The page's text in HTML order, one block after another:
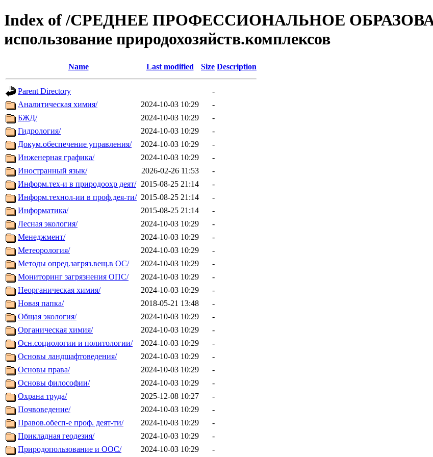
Index of /СРЕДНЕЕ ПРОФЕССИОНАЛЬНОЕ
использование природохозяйств.комплексов
Name Last modified Size Description
Parent Directory
-
Аналитическая химия/
2024-10-03 10:29
-
БЖД/
2024-10-03 10:29
-
Гидрология/
2024-10-03 10:29
-
Докум.обеспечение управления/
2024-10-03 10:29
-
Инженерная графика/
2024-10-03 10:29
-
Иностранный язык/
2026-02-26 11:53
-
Информ.тех-и в природоохр деят/ 2015-08-25 21:14
-
Информ.технол-ии в проф.дея-ти/ 2015-08-25 21:14
-
Информатика/
2015-08-25 21:14
-
Лесная экология/
2024-10-03 10:29
-
Менеджмент/
2024-10-03 10:29
-
Метеорология/
2024-10-03 10:29
-
Методы опред.загряз.вещ.в ОС/
2024-10-03 10:29
-
Мониторинг загрязнения ОПС/
2024-10-03 10:29
-
Неорганическая химия/
2024-10-03 10:29
-
Новая папка/
2018-05-21 13:48
-
Общая экология/
2024-10-03 10:29
-
Органическая химия/
2024-10-03 10:29
-
Осн.социологии и политологии/
2024-10-03 10:29
-
Основы ландшафтоведения/
2024-10-03 10:29
-
Основы права/
2024-10-03 10:29
-
Основы философии/
2024-10-03 10:29
-
Охрана труда/
2025-12-08 10:27
-
Почвоведение/
2024-10-03 10:29
-
Правов.обесп-е проф. деят-ти/
2024-10-03 10:29
-
Прикладная геодезия/
2024-10-03 10:29
-
Природопользование и ООС/
2024-10-03 10:29 -